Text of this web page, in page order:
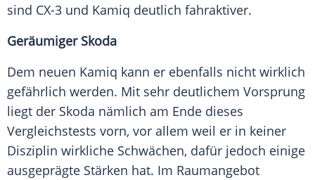
sind CX-3 und Kamiq deutlich fahraktiver.
Geräumiger Skoda
Dem neuen Kamiq kann er ebenfalls nicht wirklich
gefährlich werden. Mit sehr deutlichem Vorsprung
liegt der Skoda nämlich am Ende dieses
Vergleichstests vorn, vor allem weil er in keiner
Disziplin wirkliche Schwächen, dafür jedoch einige
ausgeprägte Stärken hat. Im Raumangebot